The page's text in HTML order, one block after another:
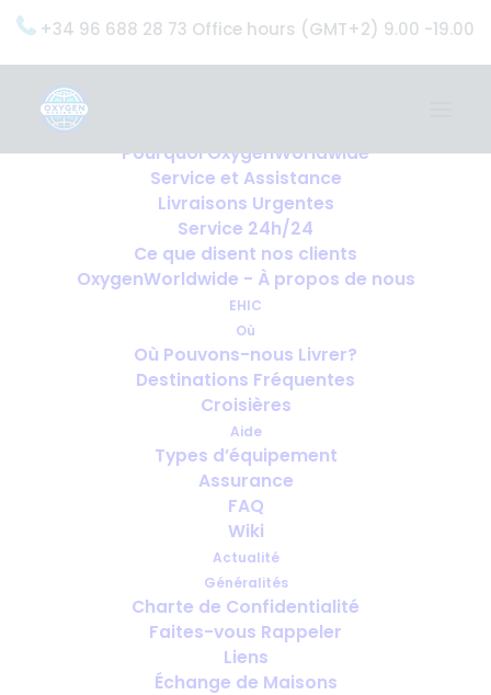
+34 96 688 28 73 Office hours (GMT+2) 9.00 -19.00
OxygenWorldwide (Ce que nous faisons)
Pourquoi OxygenWorldwide
Service et Assistance
Livraisons Urgentes
Service 24h/24
Ce que disent nos clients
OxygenWorldwide - À propos de nous
EHIC
Où
Où Pouvons-nous Livrer?
Destinations Fréquentes
Croisières
Aide
Types d’équipement
Assurance
FAQ
Wiki
Actualité
Généralités
Charte de Confidentialité
Faites-vous Rappeler
Liens
Échange de Maisons
Living with medical oxygen
IN ENGLISH